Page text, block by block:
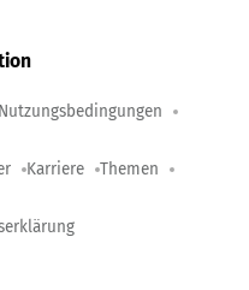
Nutzungsbedingungen
Karriere Themen